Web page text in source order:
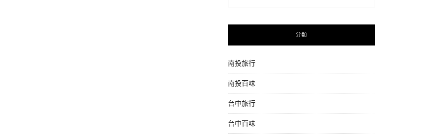
分類
南投旅行
南投百味
台中旅行
台中百味